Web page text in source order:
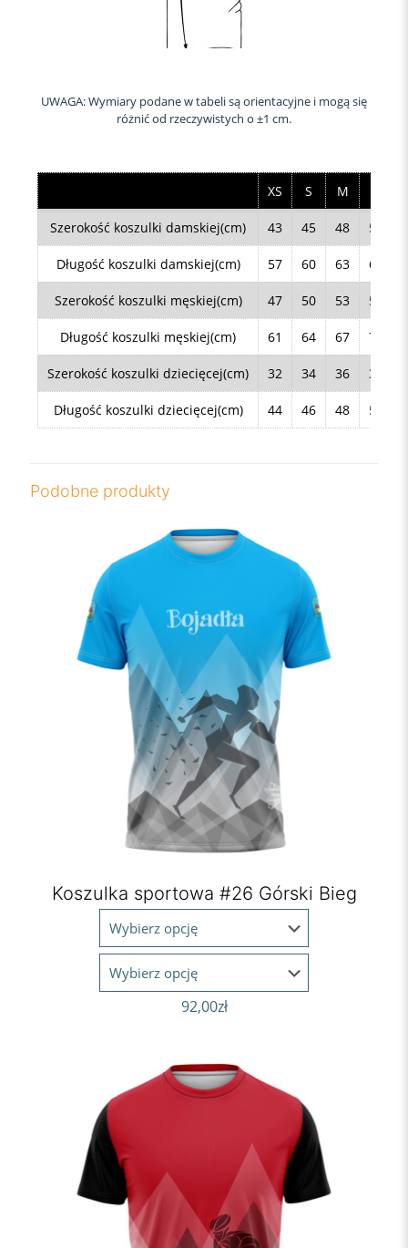
UWAGA: Wymiary podane w tabeli są orientacyjne i mogą się
różnić od rzeczywistych o ±1 cm.
XS S M
Szerokość koszulki damskiej(cm) 43 45 48 50
Długość koszulki damskiej(cm) 57 60 63 66
Szerokość koszulki męskiej(cm) 47 50 53 56
Długość koszulki męskiej(cm) 61 64 67 70
Szerokość koszulki dziecięcej(cm) 32 34 36 38
Długość koszulki dziecięcej(cm) 44 46 48 50
Podobne produkty
Koszulka sportowa #26 Górski Bieg
92,00zł